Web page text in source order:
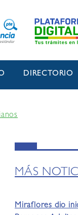
DIRECTORIO
MÁS
Miraflores dio